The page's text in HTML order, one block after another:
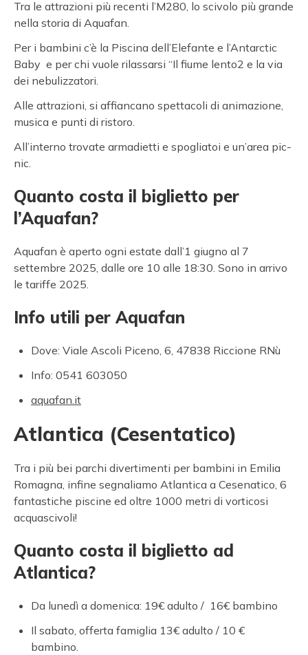
Tra le attrazioni più recenti l’M280, lo scivolo più grande
nella storia di Aquafan.
Per i bambini c’è la Piscina dell’Elefante e l’Antarctic
Baby e per chi vuole rilassarsi “Il fiume lento2 e la via
dei nebulizzatori.
Alle attrazioni, si affiancano spettacoli di animazione,
musica e punti di ristoro.
All’interno trovate armadietti e spogliatoi e un’area pic-
nic.
Quanto costa il biglietto per
l’Aquafan?
Aquafan è aperto ogni estate dall’1 giugno al 7
settembre 2025, dalle ore 10 alle 18:30. Sono in arrivo
le tariffe 2025.
Info utili per Aquafan
Dove: Viale Ascoli Piceno, 6, 47838 Riccione RNù
Info: 0541 603050
aquafan.it
Atlantica (Cesentatico)
Tra i più bei parchi divertimenti per bambini in Emilia
Romagna, infine segnaliamo Atlantica a Cesenatico, 6
fantastiche piscine ed oltre 1000 metri di vorticosi
acquascivoli!
Quanto costa il biglietto ad
Atlantica?
Da lunedì a domenica: 19€ adulto / 16€ bambino
Il sabato, offerta famiglia 13€ adulto / 10 €
bambino.